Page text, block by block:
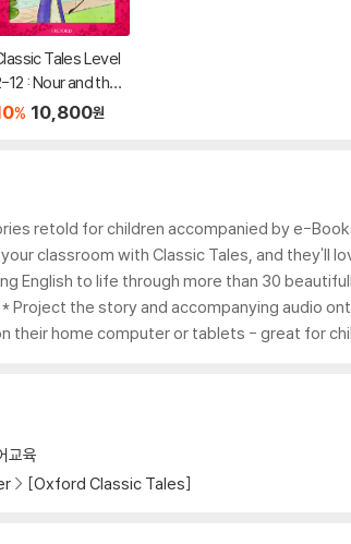
Tales Level
12 : Nour and the
Princes MP3
% 10,800원
retold for children accompanied by e-
classroom with Classic Tales, and they'll
English to life through more than 30
Project the story and accompanying audio
their home computer or tablets - great for
교육
[Oxford Classic Tales]